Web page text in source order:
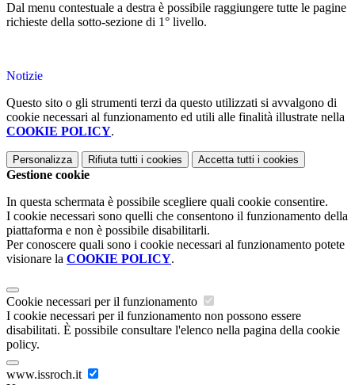
Dal menu contestuale a destra è possibile raggiungere tutte le pagine
richieste della sotto-sezione di 1° livello.
Notizie
Questo sito o gli strumenti terzi da questo utilizzati si avvalgono di
cookie necessari al funzionamento ed utili alle finalità illustrate nella
COOKIE POLICY.
Personalizza Rifiuta tutti i cookies Accetta tutti i cookies
Gestione cookie
In questa schermata è possibile scegliere quali cookie consentire.
I cookie necessari sono quelli che consentono il funzionamento della
piattaforma e non è possibile disabilitarli.
Per conoscere quali sono i cookie necessari al funzionamento potete
visionare la COOKIE POLICY.
Cookie necessari per il funzionamento
I cookie necessari per il funzionamento non possono essere
disabilitati. È possibile consultare l'elenco nella pagina della cookie
policy.
www.issroch.it